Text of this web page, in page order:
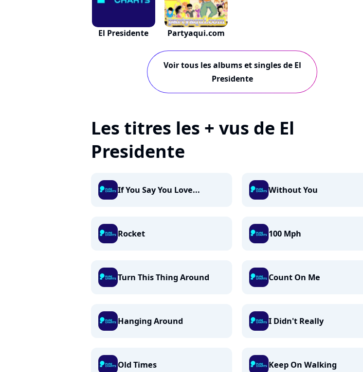
El Presidente Partyaqui.com
Voir tous les albums et singles de El
Presidente
Les titres les + vus de El
Presidente
If You Say You Love... Without You
Rocket 100 Mph
Turn This Thing Around Count On Me
Hanging Around I Didn't Really
Old Times Keep On Walking